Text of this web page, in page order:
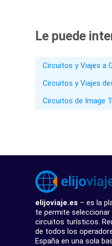
Le puede
Circuitos y Viajes a
Circuitos y Viajes
Circuitos de Image
elijoviaje.es – es la
te permite
circuitos turísticos.
de todos los
España en una sola